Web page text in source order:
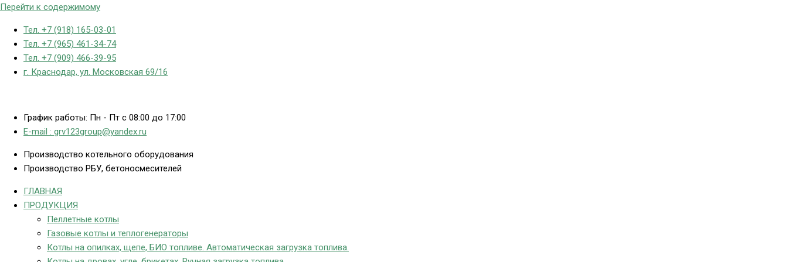
Перейти к содержимому
Тел. +7 (918) 165-03-01
Тел. +7 (965) 461-34-74
Тел. +7 (909) 466-39-95
г. Краснодар, ул. Московская 69/16
График работы: Пн - Пт с 08:00 до 17:00
E-mail : grv123group@yandex.ru
Производство котельного оборудования
Производство РБУ, бетоносмесителей
ГЛАВНАЯ
ПРОДУКЦИЯ
Пеллетные котлы
Газовые котлы и теплогенераторы
Котлы на опилках, щепе, БИО топливе. Автоматическая загрузка топлива.